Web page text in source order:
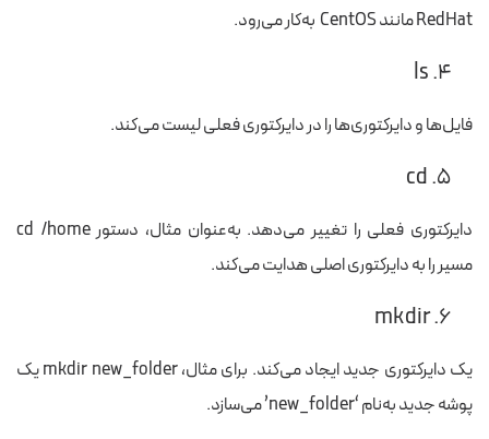
RedHat مانند CentOS به‌کار می‌رود.
۴. ls
فایل‌ها و دایرکتوری‌ها را در دایرکتوری فعلی لیست می‌کند.
۵. cd
دایرکتوری فعلی را تغییر می‌دهد. به‌عنوان مثال، دستور cd /home
مسیر را به دایرکتوری اصلی هدایت می‌کند.
۶. mkdir
یک دایرکتوری جدید ایجاد می‌کند. برای مثال، mkdir new_folder یک
پوشه جدید به‌نام ‘new_folder’ می‌سازد.